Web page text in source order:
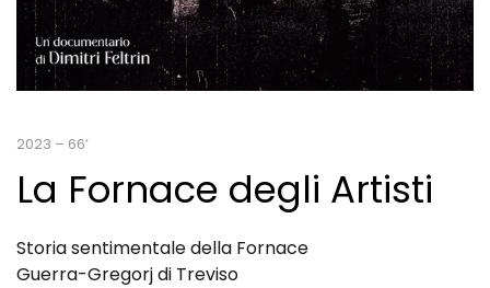
2023 – 66’
La Fornace degli Artisti
Storia sentimentale della Fornace
Guerra-Gregorj di Treviso